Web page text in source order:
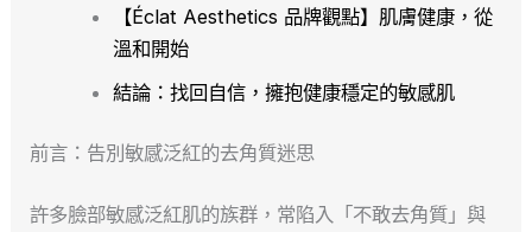
【Éclat Aesthetics 品牌觀點】肌膚健康，從
溫和開始
結論：找回自信，擁抱健康穩定的敏感肌
前言：告別敏感泛紅的去角質迷思
許多臉部敏感泛紅肌的族群，常陷入「不敢去角質」與